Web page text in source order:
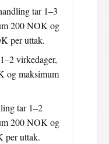
tar 1–3
200 NOK og
per uttak.
virkedager,
og maksimum
tar 1–2
200 NOK og
per uttak.